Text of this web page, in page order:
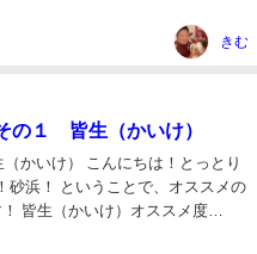
きむ
の１ 皆生（かいけ）
かいけ） こんにちは！とっとり
皆生（かいけ）オススメ度